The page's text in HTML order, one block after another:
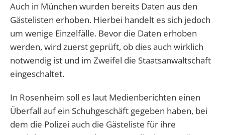
Auch in München wurden bereits Daten aus den
Gästelisten erhoben. Hierbei handelt es sich jedoch
um wenige Einzelfälle. Bevor die Daten erhoben
werden, wird zuerst geprüft, ob dies auch wirklich
notwendig ist und im Zweifel die Staatsanwaltschaft
eingeschaltet.
In Rosenheim soll es laut Medienberichten einen
Überfall auf ein Schuhgeschäft gegeben haben, bei
dem die Polizei auch die Gästeliste für ihre